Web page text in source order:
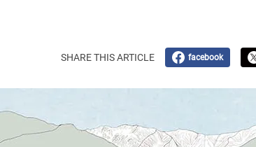
SHARE THIS ARTICLE facebook